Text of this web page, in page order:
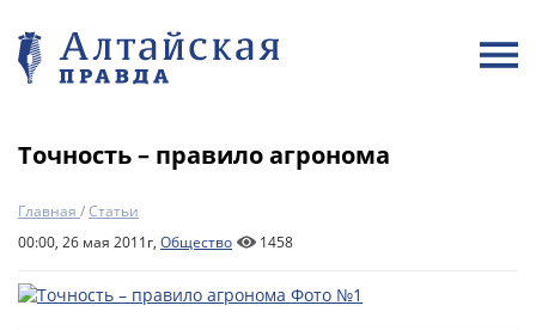
Точность – правило агронома
Главная /Статьи
00:00, 26 мая 2011г, Общество 1458